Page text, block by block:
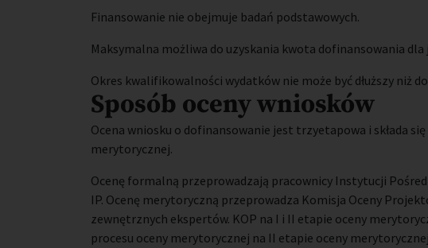
Finansowanie nie obejmuje badań podstawowych.
Maksymalna możliwa do uzyskania kwota dofinansowania
Okres kwalifikowalności wydatków nie może być dłuższy niż
Sposób oceny wniosków
Ocena wniosku o dofinansowanie jest trzyetapowa i składa
merytorycznej.
Ocenę formalną przeprowadzają pracownicy Instytucji
IP. Ocenę merytoryczną przeprowadza Komisja Oceny
zewnętrznych ekspertów. KOP na I i II etapie oceny
procesu oceny merytorycznej na II etapie oceny